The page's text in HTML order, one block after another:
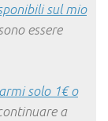
sul mio
essere
solo 1€ o
a